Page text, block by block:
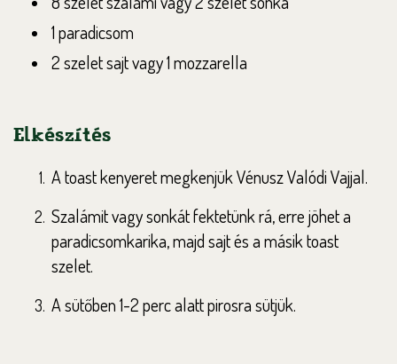
1 paradicsom
2 szelet sajt vagy 1 mozzarella
Elkészítés
A toast kenyeret megkenjük Vénusz Valódi Vajjal.
Szalámit vagy sonkát fektetünk rá, erre jöhet a
paradicsomkarika, majd sajt és a másik toast
szelet.
A sütőben 1-2 perc alatt pirosra sütjük.